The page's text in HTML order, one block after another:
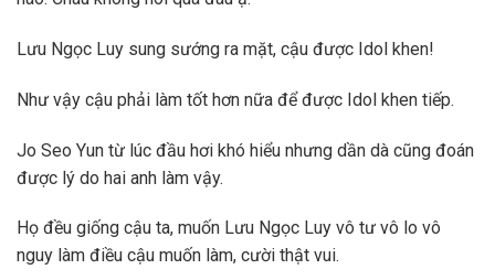
Lưu Ngọc Luy sung sướng ra mặt, cậu được Idol khen!
Như vậy cậu phải làm tốt hơn nữa để được Idol khen tiếp.
Jo Seo Yun từ lúc đầu hơi khó hiểu nhưng dần dà cũng đoán
được lý do hai anh làm vậy.
Họ đều giống cậu ta, muốn Lưu Ngọc Luy vô tư vô lo vô
nguy làm điều cậu muốn làm, cười thật vui.